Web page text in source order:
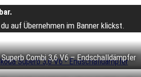
auf Übernehmen im Banner klickst.
Superb Combi 3,6 V6 – Endschalldämpfer